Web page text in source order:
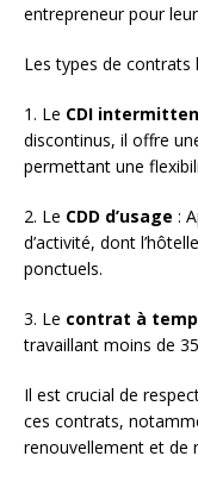
entrepreneur pour
Les types de contrats
1. Le CDI
discontinus, il offre
permettant une
2. Le CDD d’usage :
d’activité, dont
ponctuels.
3. Le contrat à
travaillant moins de
Il est crucial de
ces contrats,
renouvellement et de